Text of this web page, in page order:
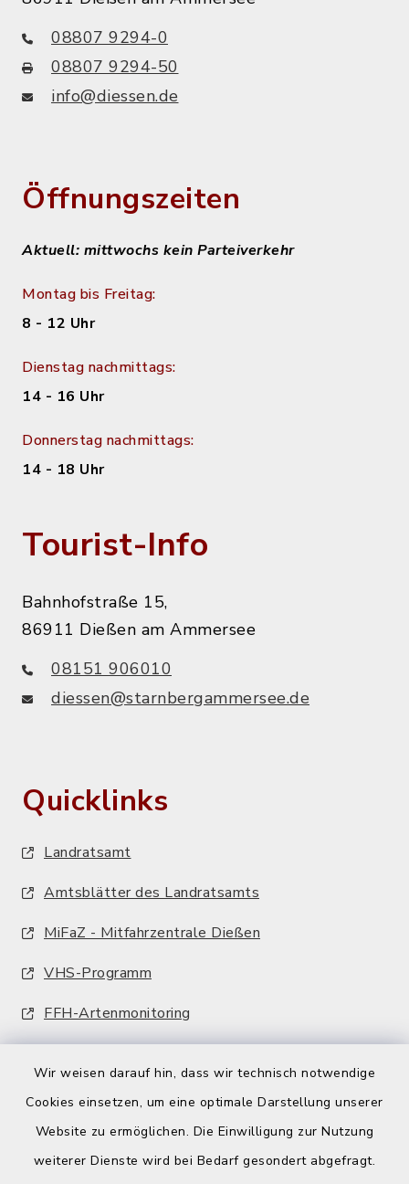
Wir weisen darauf hin, dass wir technisch notwendige
Cookies einsetzen, um eine optimale Darstellung unserer
Website zu ermöglichen. Die Einwilligung zur Nutzung
weiterer Dienste wird bei Bedarf gesondert abgefragt.
08807 9294-0
08807 9294-50
info@diessen.de
Öffnungszeiten
Aktuell: mittwochs kein Parteiverkehr
Montag bis Freitag:
8 - 12 Uhr
Dienstag nachmittags:
14 - 16 Uhr
Donnerstag nachmittags:
14 - 18 Uhr
Tourist-Info
Bahnhofstraße 15,
86911 Dießen am Ammersee
08151 906010
diessen@starnbergammersee.de
Quicklinks
Landratsamt
Amtsblätter des Landratsamts
MiFaZ - Mitfahrzentrale Dießen
VHS-Programm
FFH-Artenmonitoring